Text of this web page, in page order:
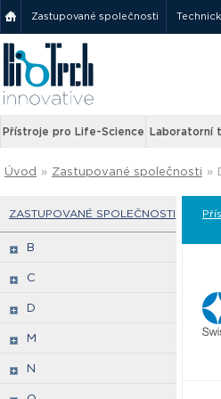
Zastupované společnosti
Přístroje pro Life-Science Laboratorní
Úvod » Zastupované společnosti »
ZASTUPOVANÉ SPOLEČNOSTI
B
C
D
M
N